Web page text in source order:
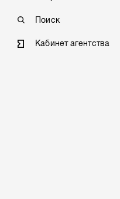
Поиск
Кабинет агентства